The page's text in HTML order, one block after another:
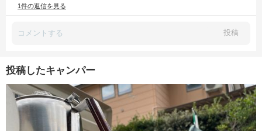
1件の返信を見る
投稿
投稿したキャンパー